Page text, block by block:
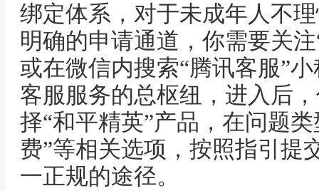
绑定体系，对于未成年人不
明确的申请通道，你需要关
或在微信内搜索“腾讯客服”
客服服务的总枢纽，进入后
择“和平精英”产品，在问题
费”等相关选项，按照指引提
一正规的途径。